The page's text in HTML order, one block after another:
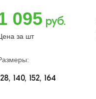
095 руб.
за шт
140 152 164